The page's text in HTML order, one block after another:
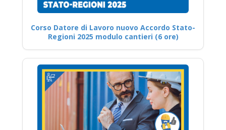
Corso Datore di Lavoro nuovo Accordo Stato-
Regioni 2025 modulo cantieri (6 ore)